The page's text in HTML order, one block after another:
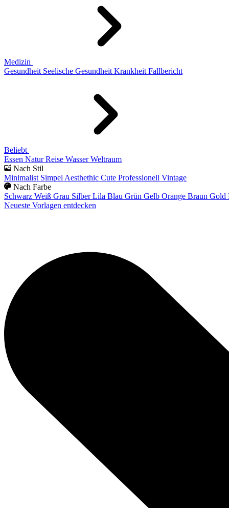
Medizin
Gesundheit Seelische Gesundheit Krankheit Fallbericht
Beliebt
Essen Natur Reise Wasser Weltraum
Nach Stil
Minimalist Simpel Aesthethic Cute Professionell Vintage
Nach Farbe
Schwarz Weiß Grau Silber Lila Blau Grün Gelb Orange Braun Gold
Neueste Vorlagen entdecken